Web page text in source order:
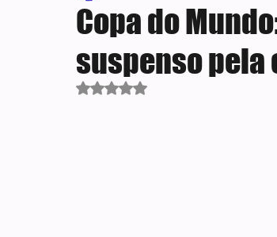
Copa do
suspenso pela
Avaliado com NaN de 5 estrelas.